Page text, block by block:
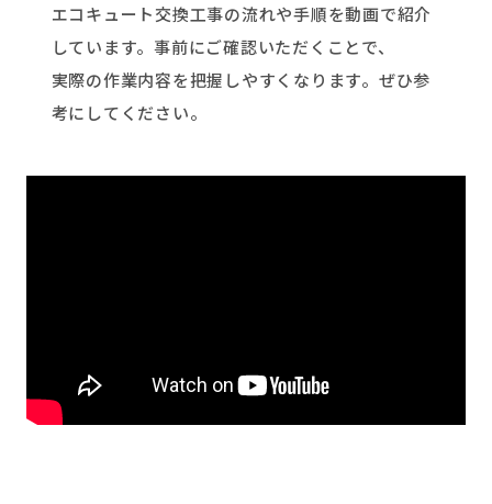
エコキュート交換工事の流れや手順を動画で紹介
しています。事前にご確認いただくことで、
実際の作業内容を把握しやすくなります。ぜひ参
考にしてください。